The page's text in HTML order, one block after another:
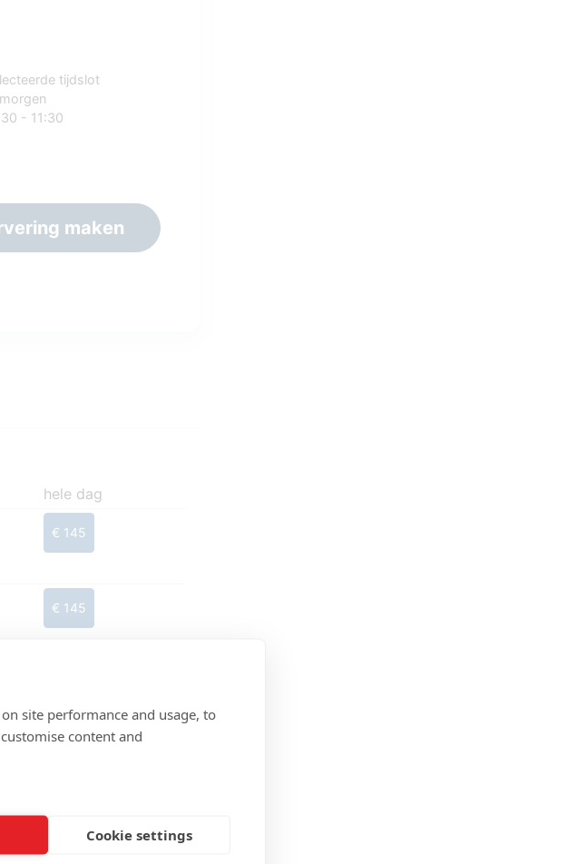
tijdslot
morgen
- 11:30
maken
hele dag
€ 145
€ 145
site performance and usage, to
content and
Cookie settings